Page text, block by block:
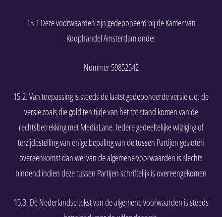
15.1 Deze voorwaarden zijn gedeponeerd bij de Kamer van
Koophandel Amsterdam onder
Nummer 59852542
15.2. Van toepassing is steeds de laatst gedeponeerde versie c.q. de
versie zoals die gold ten tijde van het tot stand komen van de
rechtsbetrekking met MediaLane. Iedere gedeeltelijke wijziging of
terzijdestelling van enige bepaling van de tussen Partijen gesloten
overeenkomst dan wel van de algemene voorwaarden is slechts
bindend indien deze tussen Partijen schriftelijk is overeengekomen
15.3. De Nederlandse tekst van de algemene voorwaarden is steeds